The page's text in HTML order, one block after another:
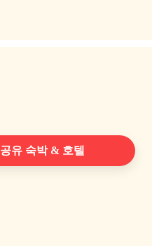
공유 숙박 & 호텔